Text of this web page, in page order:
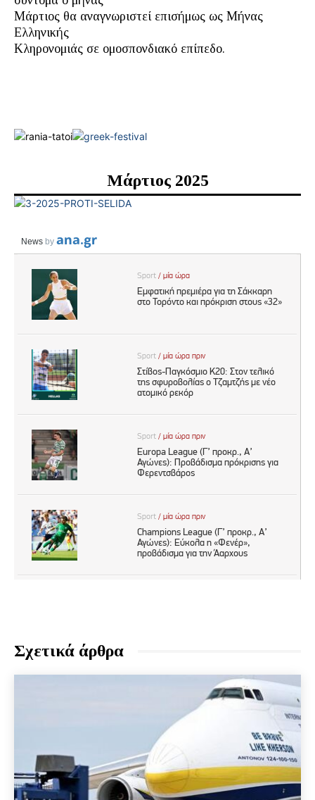
Μάρτιος θα αναγνωριστεί επισήμως ως Μήνας
Ελληνικής
Κληρονομιάς σε ομοσπονδιακό επίπεδο.
Μάρτιος 2025
Σχετικά άρθρα